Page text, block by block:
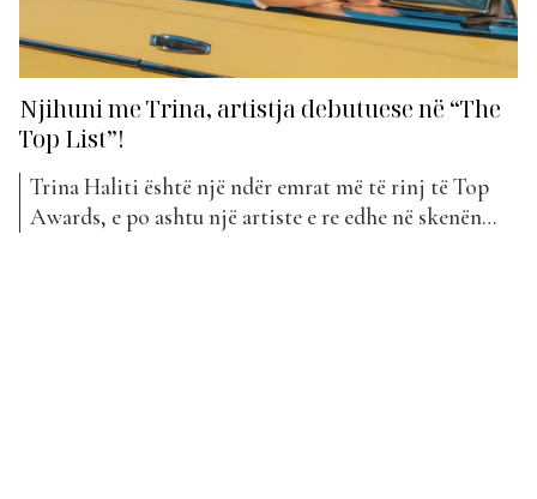
Njihuni me Trina, artistja debutuese në “The
Top List”!
Trina Haliti është një ndër emrat më të rinj të Top
Awards, e po ashtu një artiste e re edhe në skenën